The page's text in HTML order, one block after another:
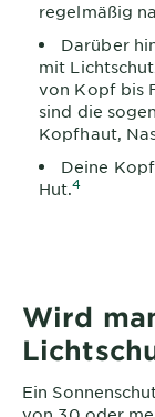
regelmäßig
Darüber
mit
von Kopf bis
sind die
Kopfhaut,
Deine
Hut.4
Wird
Ein